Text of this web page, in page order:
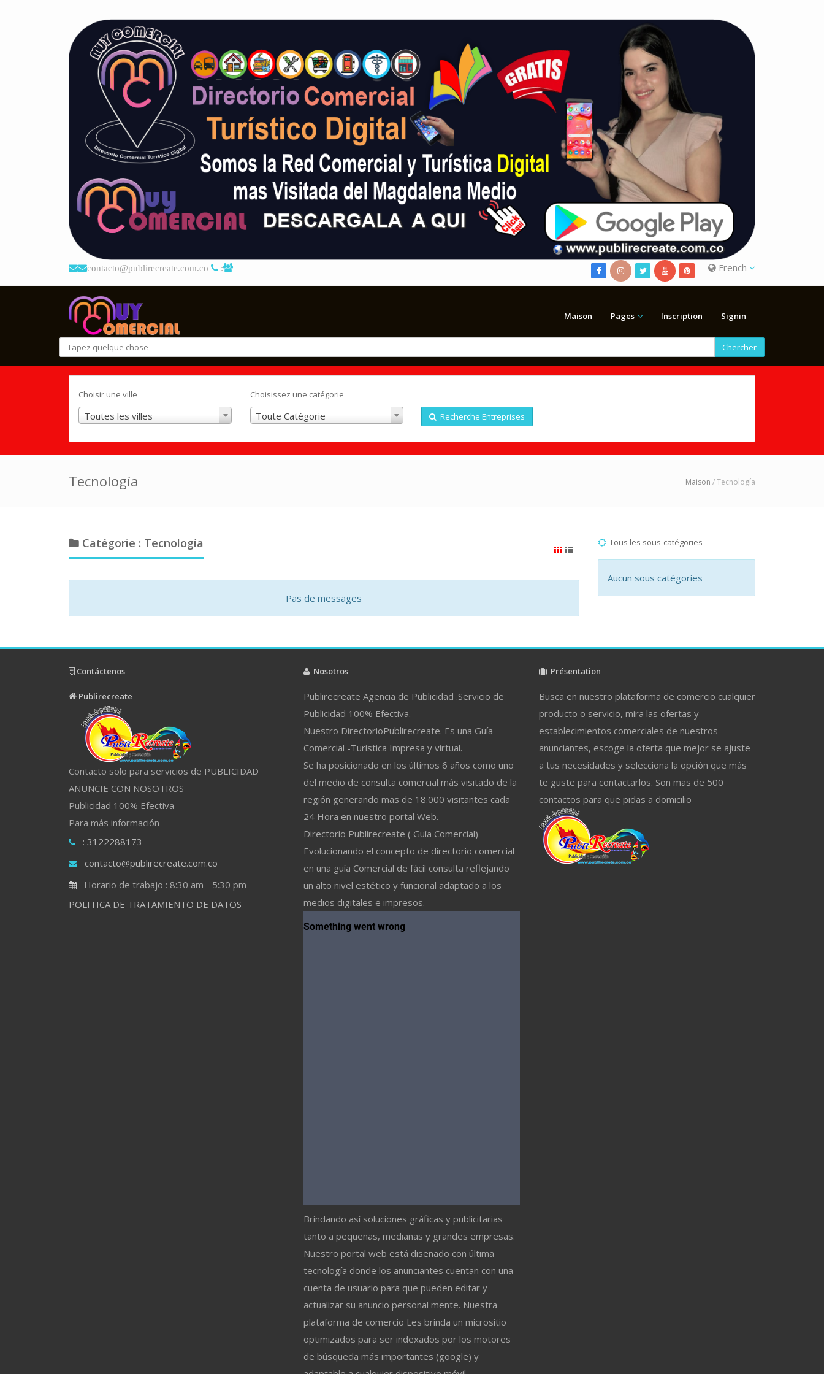
contacto@publirecreate.com.co : French
Maison Pages Inscription Signin
Chercher
Choisir une ville
Toutes les villes
Choisissez une catégorie
Toute Catégorie Recherche Entreprises
Tecnología Maison / Tecnología
Catégorie : Tecnología
Pas de messages
Tous les sous-catégories
Aucun sous catégories
Contáctenos
Publirecreate
Contacto solo para servicios de PUBLICIDAD
ANUNCIE CON NOSOTROS
Publicidad 100% Efectiva
Para más información
: 3122288173
contacto@publirecreate.com.co
Horario de trabajo : 8:30 am - 5:30 pm
POLITICA DE TRATAMIENTO DE DATOS
Nosotros
Publirecreate Agencia de Publicidad .Servicio de
Publicidad 100% Efectiva.
Nuestro DirectorioPublirecreate. Es una Guía
Comercial -Turistica Impresa y virtual.
Se ha posicionado en los últimos 6 años como uno
del medio de consulta comercial más visitado de la
región generando mas de 18.000 visitantes cada
24 Hora en nuestro portal Web.
Directorio Publirecreate ( Guía Comercial)
Evolucionando el concepto de directorio comercial
en una guía Comercial de fácil consulta reflejando
un alto nivel estético y funcional adaptado a los
medios digitales e impresos.
Brindando así soluciones gráficas y publicitarias
tanto a pequeñas, medianas y grandes empresas.
Nuestro portal web está diseñado con última
tecnología donde los anunciantes cuentan con una
cuenta de usuario para que pueden editar y
actualizar su anuncio personal mente. Nuestra
plataforma de comercio Les brinda un micrositio
optimizados para ser indexados por los motores
de búsqueda más importantes (google) y
Présentation
Busca en nuestro plataforma de comercio cualquier
producto o servicio, mira las ofertas y
establecimientos comerciales de nuestros
anunciantes, escoge la oferta que mejor se ajuste
a tus necesidades y selecciona la opción que más
te guste para contactarlos. Son mas de 500
contactos para que pidas a domicilio